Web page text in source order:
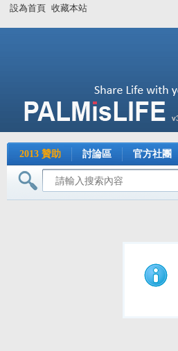
設為首頁 收藏本站
2013 贊助 討論區 官方社團